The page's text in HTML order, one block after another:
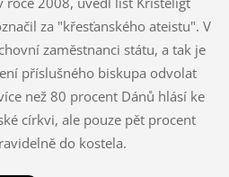
za "křesťanského ateistu". V
zaměstnanci státu, a tak je
příslušného biskupa odvolat
než 80 procent Dánů hlásí ke
církvi, ale pouze pět procent
do kostela.